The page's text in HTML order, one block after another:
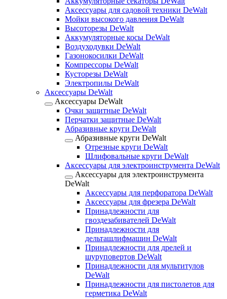
Аксессуары для садовой техники DeWalt
Мойки высокого давления DeWalt
Высоторезы DeWalt
Аккумуляторные косы DeWalt
Воздуходувки DeWalt
Газонокосилки DeWalt
Компрессоры DeWalt
Кусторезы DeWalt
Электропилы DeWalt
Аксессуары DeWalt
Аксессуары DeWalt
Очки защитные DeWalt
Перчатки защитные DeWalt
Абразивные круги DeWalt
Абразивные круги DeWalt
Отрезные круги DeWalt
Шлифовальные круги DeWalt
Аксессуары для электроинструмента DeWalt
Аксессуары для электроинструмента
DeWalt
Аксессуары для перфоратора DeWalt
Аксессуары для фрезера DeWalt
Принадлежности для
гвоздезабивателей DeWalt
Принадлежности для
дельташлифмашин DeWalt
Принадлежности для дрелей и
шуруповертов DeWalt
Принадлежности для мультитулов
DeWalt
Принадлежности для пистолетов для
герметика DeWalt